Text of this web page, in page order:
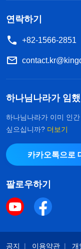
연락하기
+82-1566-2851
하나님나라가 임
하나님나라가 이미 인
싶으십니까? 더보기
카카오톡으로
팔로우하기
공지 이용약관 개